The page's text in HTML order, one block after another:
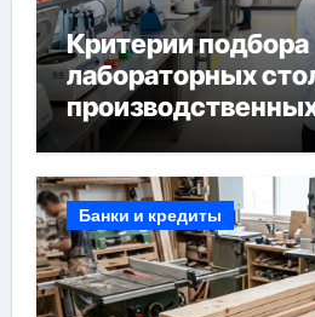
Критерии подбора
лабораторных
лабораторий
Банки и кредиты